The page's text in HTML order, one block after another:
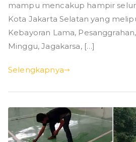
mampu mencakup hampir
Kota Jakarta Selatan yang
Kebayoran Lama,
Minggu, Jagakarsa, […]
Selengkapnya